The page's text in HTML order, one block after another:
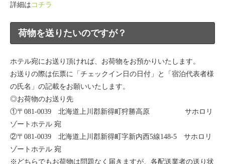
詳細は コチラ
荷物を送りたいのですが？
ホテル宛にお送り頂ければ、お荷物をお預かりいたします。
お送りの際は伝票に「チェックイン日の日付」と「宿泊代表者様
の氏名」の記載をお願いいたします。
◎お荷物のお送り先
①〒081-0039 北海道上川郡新得町狩勝高原 サホロリ
ゾートホテル 宛
②〒081-0039 北海道上川郡新得町字新内西5線148-5 サホロリ
ゾートホテル 宛
※どちらでもお荷物は問題なく届きますが、各配送業者の送り状